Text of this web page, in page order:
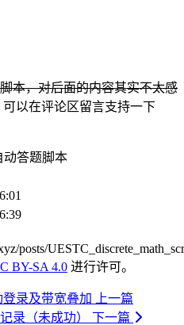
本，对后面的内容其实不太感
以在评论区留言支持一下
动答题脚本
posts/
BY-SA 4.0 进行许可。
录及带宽叠加
上一篇
录（未成功）
下一篇